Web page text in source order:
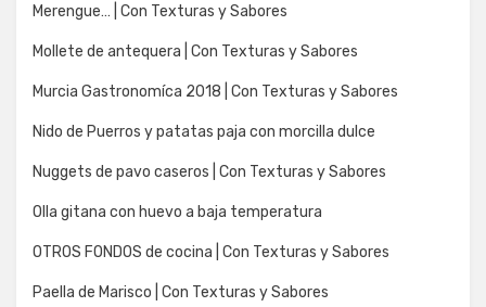
Merengue… | Con Texturas y Sabores
Mollete de antequera | Con Texturas y Sabores
Murcia Gastronomíca 2018 | Con Texturas y Sabores
Nido de Puerros y patatas paja con morcilla dulce
Nuggets de pavo caseros | Con Texturas y Sabores
Olla gitana con huevo a baja temperatura
OTROS FONDOS de cocina | Con Texturas y Sabores
Paella de Marisco | Con Texturas y Sabores